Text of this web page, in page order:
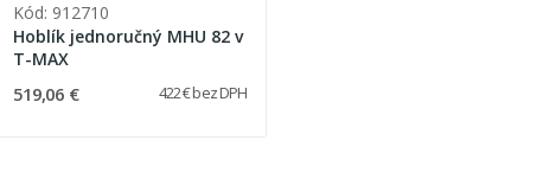
Kód: 912710
Hoblík jednoručný MHU 82 v
T-MAX
519,06 € 422 € bez DPH